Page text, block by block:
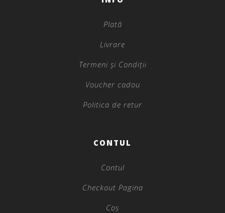
Plată
Livrare
Termeni și Condiții
Voucher cadou
Politica de retur
CONTUL
Contul
Checkout Pagina
Coș